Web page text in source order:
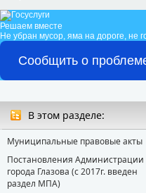
Решаем вместе
Не убран мусор, яма на дороге, не
Сообщить о
В этом разделе:
Муниципальные правовые акты
Постановления Администрации
города Глазова (с 2017г. введен
раздел МПА)